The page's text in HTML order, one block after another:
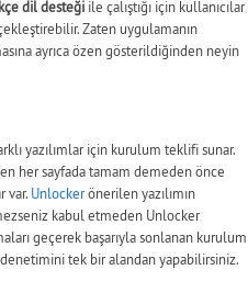
dil desteği ile çalıştığı için kullanıcılar
Zaten uygulamanın
ayrıca özen gösterildiğinden neyin
yazılımlar için kurulum teklifi sunar.
her sayfada tamam demeden önce
var. Unlockerönerilen yazılımın
kabul etmeden Unlocker
geçerek başarıyla sonlanan kurulum
tek bir alandan yapabilirsiniz.